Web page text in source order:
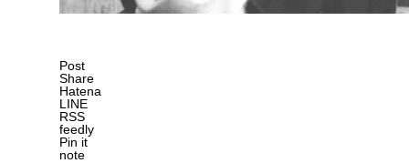
Post
Share
Hatena
LINE
RSS
feedly
Pin it
note